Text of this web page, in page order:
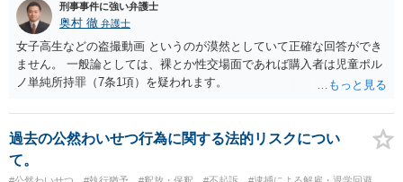
刑事事件に強い弁護士
奥村 徹 弁護士
女子高生などの盗撮動画 というのが漠然としていて正確な回答ができ
ません。 一般論としては、裸とか性交場面であれば購入者は児童ポル
ノ単純所持罪（7条1項）を疑われます。
過去の公然わいせつ行為に関する法的リスクについ
て。
#公然わいせつ #執行猶予 #釈放・保釈 #不起訴
#逮捕による解雇・退学回避